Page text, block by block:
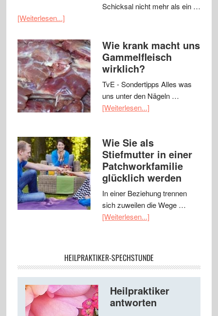
Schicksal nicht mehr als ein …
[Weiterlesen...]
Wie krank macht uns
Gammelfleisch
wirklich?
TvE - Sondertipps Alles was
uns unter den Nägeln …
[Weiterlesen...]
Wie Sie als
Stiefmutter in einer
Patchworkfamilie
glücklich werden
In einer Beziehung trennen
sich zuweilen die Wege …
[Weiterlesen...]
HEILPRAKTIKER-SPECHSTUNDE
Heilpraktiker
antworten